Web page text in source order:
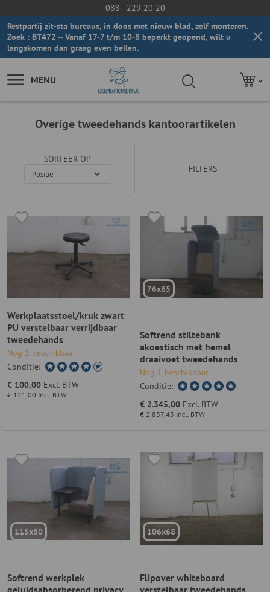
088 - 229 20 20
Restpartij zit-sta bureaus, in doos met nieuw blad, zelf monteren.
Zoek : BT472 -- Vanaf 17-7 t/m 10-8 beperkt geopend, wilt u
langskomen dan graag even bellen.
MENU
Overige tweedehands kantoorartikelen
SORTEER OP
FILTERS
Werkplaatsstoel/kruk zwart
PU verstelbaar verrijdbaar
tweedehands
Nog 1 beschikbaar
Conditie:
€ 121,00 Incl. BTW
€ 100,00 Excl. BTW
76x65
Softrend stiltebank
akoestisch met hemel
draaivoet tweedehands
werkplek
Nog 1 beschikbaar
Conditie:
€ 2.837,45 Incl. BTW
€ 2.345,00 Excl. BTW
115x80
Softrend werkplek
geluidsabsorberend privacy
106x68
Flipover whiteboard
verstelbaar tweedehands